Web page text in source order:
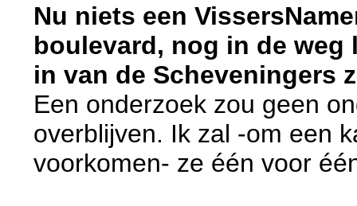
Nu niets een
boulevard, nog in de
in van de Scheveningers
Een onderzoek zou geen
overblijven. Ik zal -om een
voorkomen- ze één voor